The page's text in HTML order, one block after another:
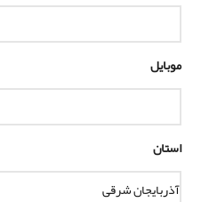
موبایل
استان